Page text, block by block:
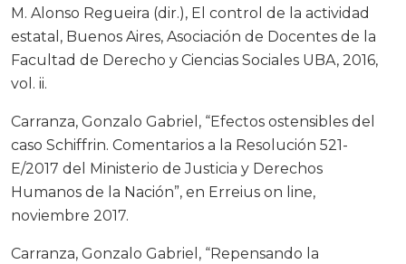
M. Alonso Regueira (dir.), El control de la actividad
estatal, Buenos Aires, Asociación de Docentes de la
Facultad de Derecho y Ciencias Sociales UBA, 2016,
vol. ii.
Carranza, Gonzalo Gabriel, “Efectos ostensibles del
caso Schiffrin. Comentarios a la Resolución 521-
E/2017 del Ministerio de Justicia y Derechos
Humanos de la Nación”, en Erreius on line,
noviembre 2017.
Carranza, Gonzalo Gabriel, “Repensando la